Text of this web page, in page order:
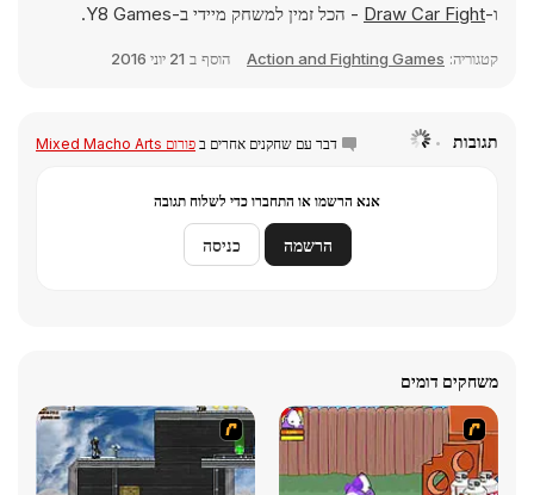
ו-Draw Car Fight - הכל זמין למשחק מיידי ב-Y8 Games.
קטגוריה: Action and Fighting Games הוסף ב 21 יוני 2016
תגובות דבר עם שחקנים אחרים ב פורום Mixed Macho Arts
אנא הרשמו או התחברו כדי לשלוח תגובה
הרשמה כניסה
משחקים דומים